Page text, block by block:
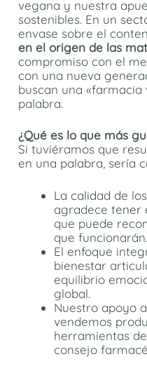
vegana y nuestra
sostenibles. En un
envase sobre el
en el origen de las
compromiso con el
con una nueva
buscan una «farmacia
palabra.
¿Qué es lo que más
Si tuviéramos que
en una palabra, sería
La calidad de
agradece tener
que puede
que funcionarán.
El enfoque
bienestar
equilibrio
global.
Nuestro apoyo
vendemos
herramientas
consejo